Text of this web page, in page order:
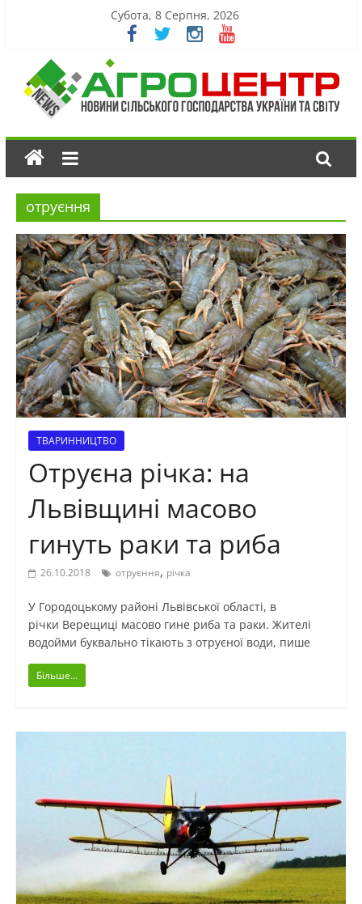
Субота, 8 Серпня, 2026
отруєння
ТВАРИННИЦТВО
Отруєна річка: на
Львівщині масово
гинуть раки та риба
26.10.2018 отруєння, річка
У Городоцькому районі Львівської області, в
річки Верещиці масово гине риба та раки. Жителі
водойми буквально тікають з отруєної води, пише
Більше...